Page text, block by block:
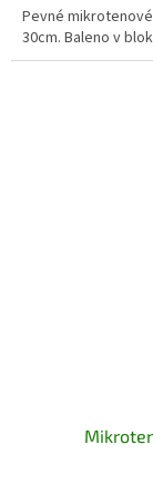
Pevné
30cm. Baleno v